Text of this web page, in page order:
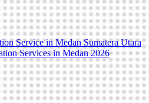
Service in Medan Sumatera Utara
Services in Medan 2026